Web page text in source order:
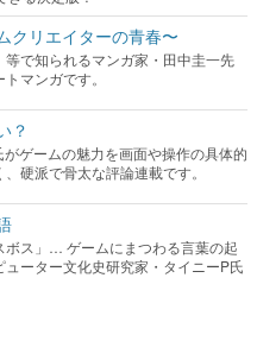
クリエイターの青春〜
等で知られるマンガ家・田中圭一先
マンガです。
？
ゲームの魅力を画面や操作の具体的
硬派で骨太な評論連載です。
ボス」… ゲームにまつわる言葉の起
ーター文化史研究家・タイニーP氏